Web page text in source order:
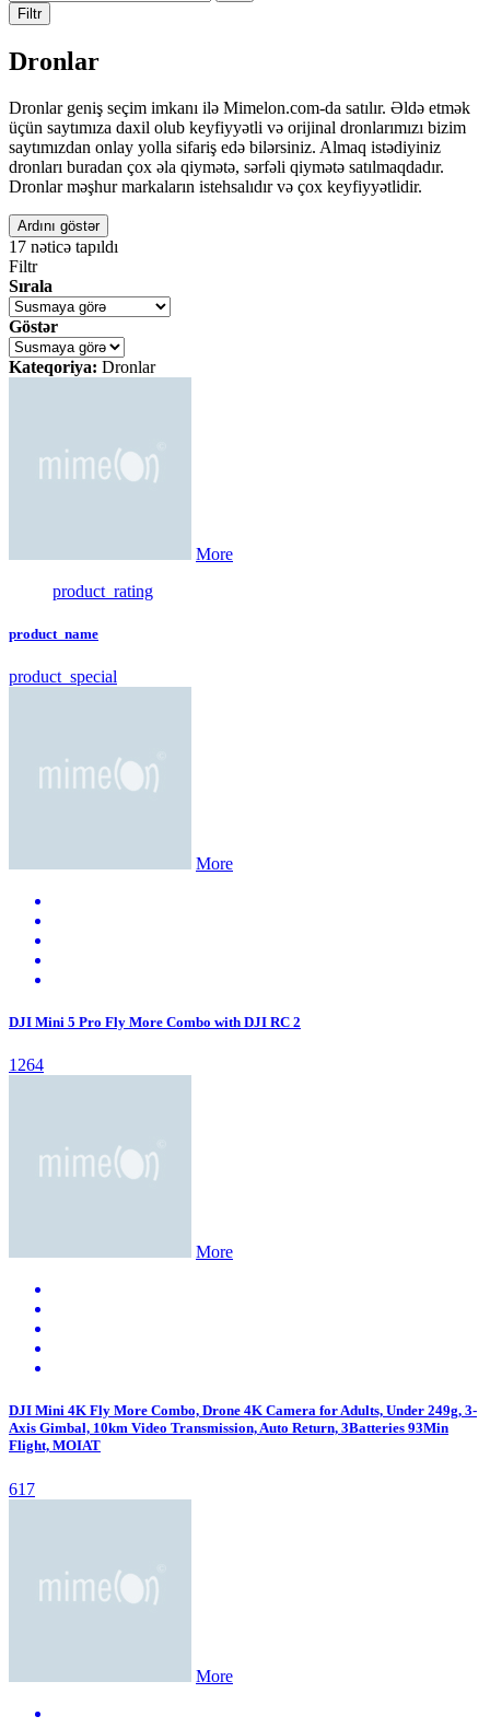
Filtr
Dronlar
Dronlar geniş seçim imkanı ilə Mimelon.com-da satılır. Əldə etmək
üçün saytımıza daxil olub keyfiyyətli və orijinal dronlarımızı bizim
saytımızdan onlay yolla sifariş edə bilərsiniz. Almaq istədiyiniz
dronları buradan çox əla qiymətə, sərfəli qiymətə satılmaqdadır.
Dronlar məşhur markaların istehsalıdır və çox keyfiyyətlidir.
Ardını göstər
17 nəticə tapıldı
Filtr
Sırala
Göstər
Kateqoriya: Dronlar
More
product_rating
product_name
product_special
More
DJI Mini 5 Pro Fly More Combo with DJI RC 2
1264
More
DJI Mini 4K Fly More Combo, Drone 4K Camera for Adults, Under 249g, 3-
Axis Gimbal, 10km Video Transmission, Auto Return, 3Batteries 93Min
Flight, MOIAT
617
More